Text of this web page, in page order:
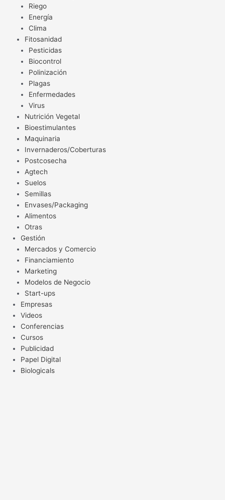
Riego
Energía
Clima
Fitosanidad
Pesticidas
Biocontrol
Polinización
Plagas
Enfermedades
Virus
Nutrición Vegetal
Bioestimulantes
Maquinaria
Invernaderos/Coberturas
Postcosecha
Agtech
Suelos
Semillas
Envases/Packaging
Alimentos
Otras
Gestión
Mercados y Comercio
Financiamiento
Marketing
Modelos de Negocio
Start-ups
Empresas
Videos
Conferencias
Cursos
Publicidad
Papel Digital
Biologicals